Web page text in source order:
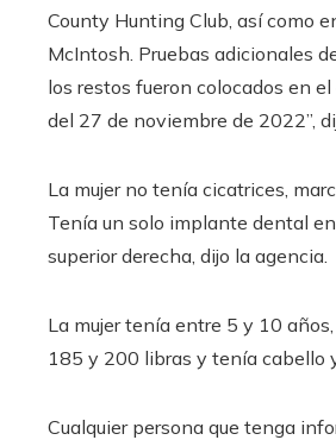
County Hunting Club, así como
McIntosh. Pruebas adicionales
los restos fueron colocados en
del 27 de noviembre de 2022”,
La mujer no tenía cicatrices,
Tenía un solo implante dental
superior derecha, dijo la agencia.
La mujer tenía entre 5 y 10
185 y 200 libras y tenía cabello
Cualquier persona que tenga